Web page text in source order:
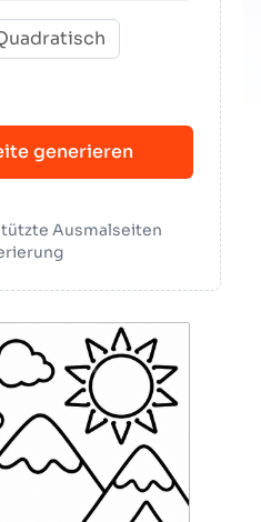
generieren
Ausmalseiten